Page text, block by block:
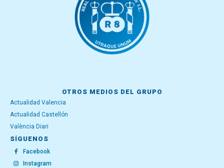
OTROS MEDIOS DEL GRUPO
Actualidad Valencia
Actualidad Castellón
València Diari
SÍGUENOS
Facebook
Instagram